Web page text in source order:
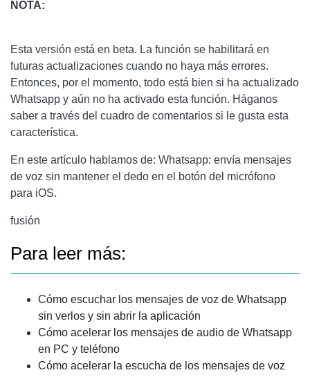
NOTA:
Esta versión está en beta. La función se habilitará en
futuras actualizaciones cuando no haya más errores.
Entonces, por el momento, todo está bien si ha actualizado
Whatsapp y aún no ha activado esta función. Háganos
saber a través del cuadro de comentarios si le gusta esta
característica.
En este artículo hablamos de: Whatsapp: envía mensajes
de voz sin mantener el dedo en el botón del micrófono
para iOS.
fusión
Para leer más:
Cómo escuchar los mensajes de voz de Whatsapp
sin verlos y sin abrir la aplicación
Cómo acelerar los mensajes de audio de Whatsapp
en PC y teléfono
Cómo acelerar la escucha de los mensajes de voz